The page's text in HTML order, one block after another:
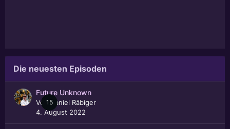
Die neuesten Episoden
15
Future Unknown
VonDaniel Räbiger
4. August 2022